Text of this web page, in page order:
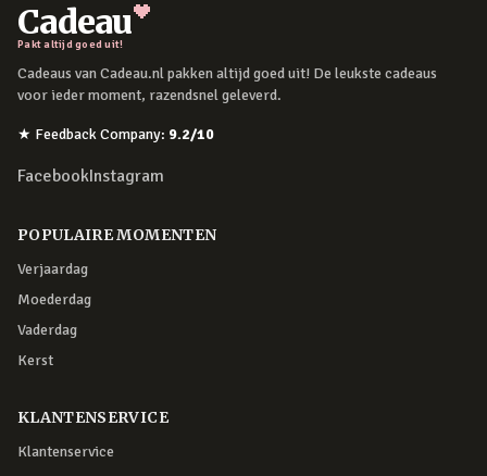
Cadeau
Pakt altijd goed uit!
Cadeaus van Cadeau.nl pakken altijd goed uit! De leukste cadeaus
voor ieder moment, razendsnel geleverd.
★ Feedback Company: 9.2/10
FacebookInstagram
POPULAIRE MOMENTEN
Verjaardag
Moederdag
Vaderdag
Kerst
KLANTENSERVICE
Klantenservice